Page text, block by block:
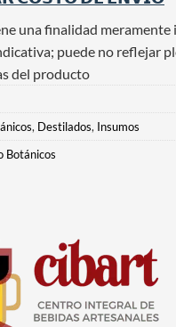
una finalidad
puede no reflejar
del producto
, Destilados, Insumos
Botánicos